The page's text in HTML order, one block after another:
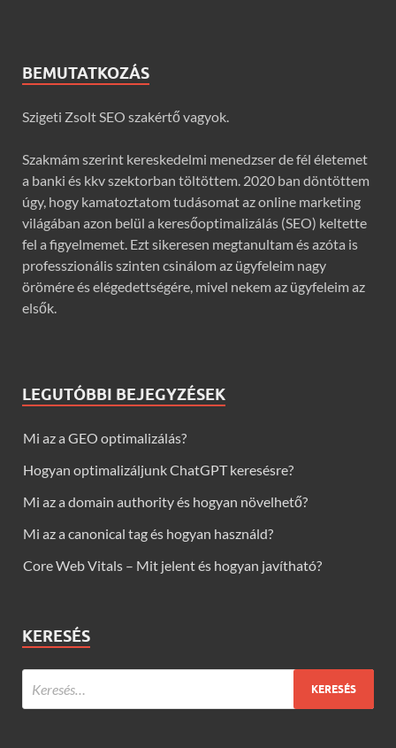
BEMUTATKOZÁS
Szigeti Zsolt SEO szakértő vagyok.
Szakmám szerint kereskedelmi menedzser de fél életemet
a banki és kkv szektorban töltöttem. 2020 ban döntöttem
úgy, hogy kamatoztatom tudásomat az online marketing
világában azon belül a keresőoptimalizálás (SEO) keltette
fel a figyelmemet. Ezt sikeresen megtanultam és azóta is
professzionális szinten csinálom az ügyfeleim nagy
örömére és elégedettségére, mivel nekem az ügyfeleim az
elsők.
LEGUTÓBBI BEJEGYZÉSEK
Mi az a GEO optimalizálás?
Hogyan optimalizáljunk ChatGPT keresésre?
Mi az a domain authority és hogyan növelhető?
Mi az a canonical tag és hogyan használd?
Core Web Vitals – Mit jelent és hogyan javítható?
KERESÉS